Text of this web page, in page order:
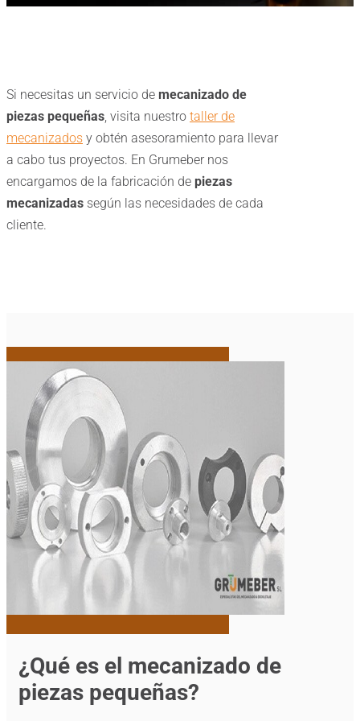
Si necesitas un servicio de mecanizado de
piezas pequeñas, visita nuestro taller de
mecanizados y obtén asesoramiento para llevar
a cabo tus proyectos. En Grumeber nos
encargamos de la fabricación de piezas
mecanizadas según las necesidades de cada
cliente.
¿Qué es el mecanizado de
piezas pequeñas?